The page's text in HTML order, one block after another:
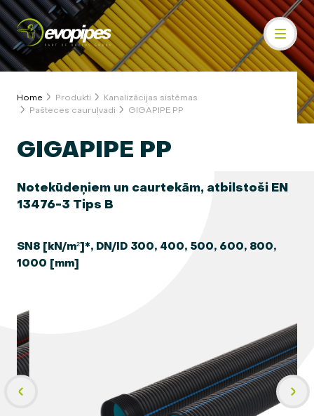
Home Produkti
Kanalizācijas sistēmas
Pašteces cauruļvadi
GIGAPIPE PP
GIGAPIPE PP
Notekūdeņiem un caurtekām, atbilstoši EN
13476-3 Tips B
SN8 [kN/m²]*, DN/ID 300, 400, 500, 600, 800,
1000 [mm]